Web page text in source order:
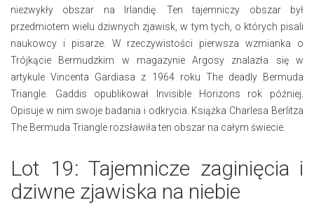
niezwykły obszar na Irlandię. Ten tajemniczy obszar był
przedmiotem wielu dziwnych zjawisk, w tym tych, o których pisali
naukowcy i pisarze. W rzeczywistości pierwsza wzmianka o
Trójkącie Bermudzkim w magazynie Argosy znalazła się w
artykule Vincenta Gardiasa z 1964 roku The deadly Bermuda
Triangle. Gaddis opublikował Invisible Horizons rok później.
Opisuje w nim swoje badania i odkrycia. Książka Charlesa Berlitza
The Bermuda Triangle rozsławiła ten obszar na całym świecie.
Lot 19: Tajemnicze zaginięcia i
dziwne zjawiska na niebie